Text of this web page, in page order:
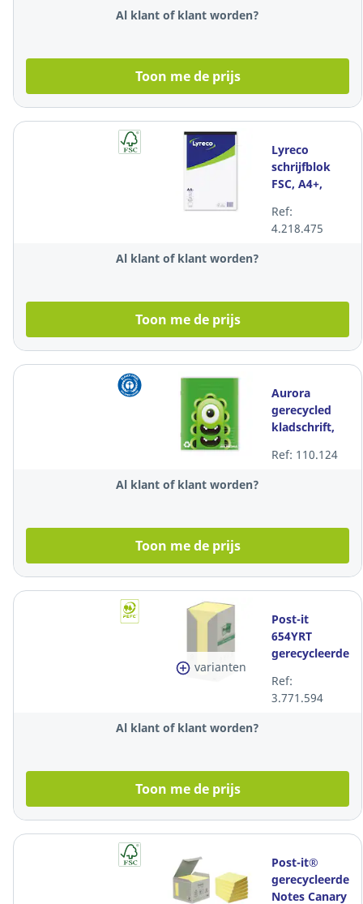
Al klant of klant worden?
Toon me de prijs
Lyreco
schrijfblok
FSC, A4+,
geniet, 100
vellen
Ref:
4.218.475
Al klant of klant worden?
Toon me de prijs
Aurora
gerecycled
kladschrift,
gelijnd, 100
Ref: 110.124
Al klant of klant worden?
Toon me de prijs
varianten
Post-it
654YRT
gerecycleerde
76x76mm
pastel geel -
Ref:
3.771.594
Al klant of klant worden?
Toon me de prijs
Post-it®
gerecycleerde
Notes Canary